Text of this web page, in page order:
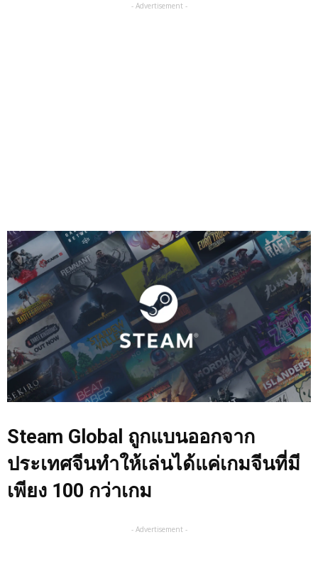
- Advertisement -
Steam Global ถูกแบนออกจาก
ประเทศจีนทำให้เล่นได้แค่เกมจีนที่มี
เพียง 100 กว่าเกม
- Advertisement -